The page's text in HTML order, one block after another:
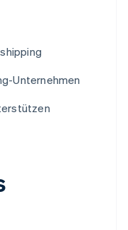
Unternehmen